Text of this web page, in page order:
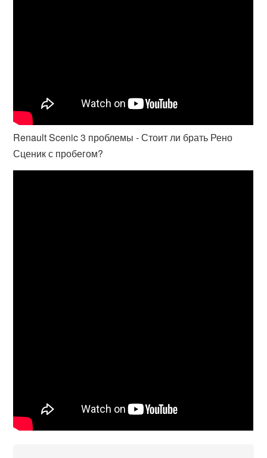
Renault Scenic 3 проблемы - Стоит ли брать Рено
Сценик с пробегом?